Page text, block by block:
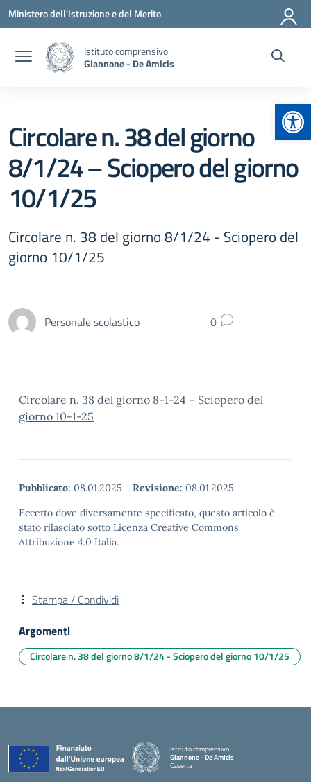
Vai ai contenuti
Vai al menu di navigazione
Vai al footer
Ministero dell'Istruzione e del Merito
Istituto comprensivo
Giannone - De Amicis
Circolare n. 38 del giorno
8/1/24 – Sciopero del giorno
10/1/25
Circolare n. 38 del giorno 8/1/24 - Sciopero del
giorno 10/1/25
Personale scolastico 0
Circolare n. 38 del giorno 8-1-24 – Sciopero del
giorno 10-1-25
Pubblicato: 08.01.2025 - Revisione: 08.01.2025
Eccetto dove diversamente specificato, questo articolo è
stato rilasciato sotto Licenza Creative Commons
Attribuzione 4.0 Italia.
Stampa / Condividi
Argomenti
Circolare n. 38 del giorno 8/1/24 - Sciopero del giorno 10/1/25
Istituto comprensivo
Giannone - De Amicis
Caserta